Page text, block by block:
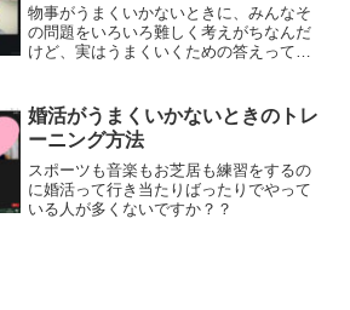
物事がうまくいかないときに、みんなそ
の問題をいろいろ難しく考えがちなんだ
けど、実はうまくいくための答えって簡
婚活がうまくいかないときのトレ
ーニング方法
スポーツも音楽もお芝居も練習をするの
に婚活って行き当たりばったりでやって
いる人が多くないですか？？